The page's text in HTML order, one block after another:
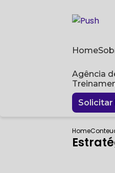
Home
Agência
Home